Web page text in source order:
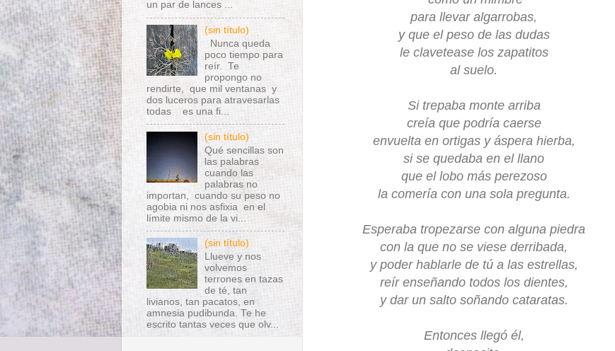
para llevar algarrobas,
y que el peso de las dudas
le clavetease los zapatitos
al suelo.
Si trepaba monte arriba
creía que podría caerse
envuelta en ortigas y áspera hierba,
si se quedaba en el llano
que el lobo más perezoso
la comería con una sola pregunta.
Esperaba tropezarse con alguna piedra
con la que no se viese derribada,
y poder hablarle de tú a las estrellas,
reír enseñando todos los dientes,
y dar un salto soñando cataratas.
Entonces llegó él,
un par de lances ...
(sin título)
Nunca queda
poco tiempo para
reír. Te
propongo no
rendirte, que mil ventanas y
dos luceros para atravesarlas
todas es una fi...
(sin título)
Qué sencillas son
las palabras
cuando las
palabras no
importan, cuando su peso no
agobia ni nos asfixia en el
límite mismo de la vi...
(sin título)
Llueve y nos
volvemos
terrones en tazas
de té, tan
livianos, tan pacatos, en
amnesia pudibunda. Te he
escrito tantas veces que olv...